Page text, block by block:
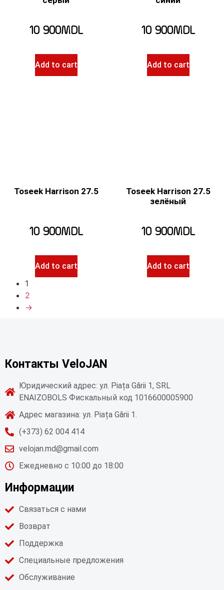
10 900MDL
Add to cart
10 900MDL
Add to cart
Toseek Harrison 27.5
10 900MDL
Add to cart
Toseek Harrison 27.5
зелёный
10 900MDL
Add to cart
1
2
→
Контакты VeloJAN
Юридический адрес: ул. Piața Gării 1, SRL
ENAIZOBOLS Фискальный код 1016600005900
Адрес магазина: ул. Piața Gării 1.
(+373) 62 004 414
velojan.md@gmail.com
Ежедневно с 10:00 до 18:00
Информации
Связаться с нами
Возврат
Поддержка
Специальные предложения
Обслуживание